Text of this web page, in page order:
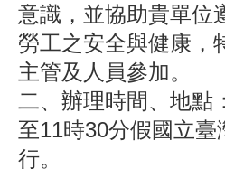
意識，並協助貴單位
勞工之安全與健康，
主管及人員參加。
二、辦理時間、地點
至11時30分假國立
行。